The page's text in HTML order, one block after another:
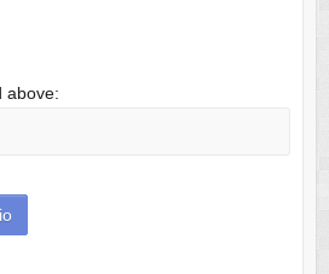
above: